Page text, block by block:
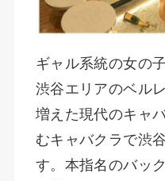
ギャル系統の女の
渋谷エリアのベル
増えた現代のキャ
むキャバクラで渋
す。本指名のバッ